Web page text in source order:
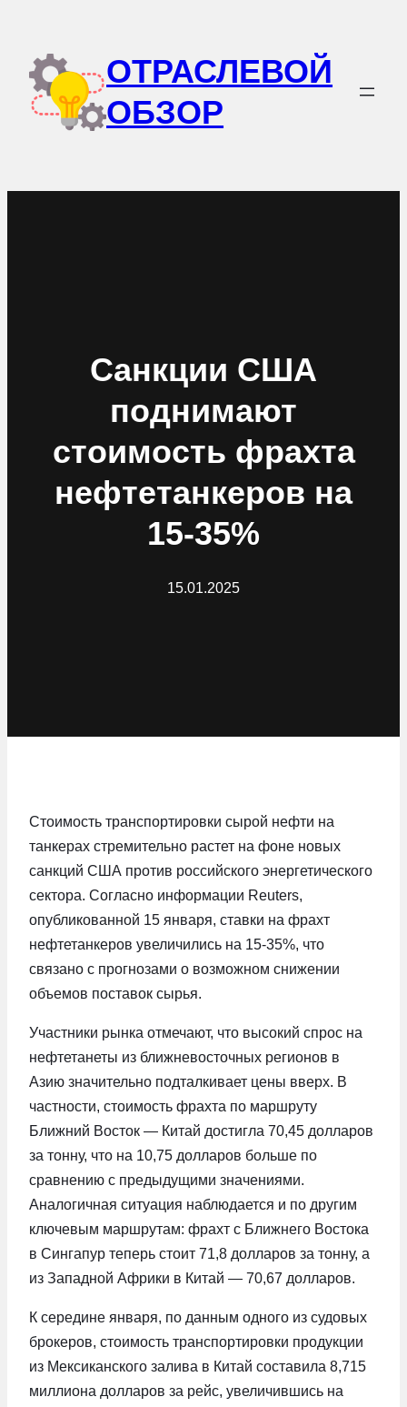
содержимому
ОТРАСЛЕВОЙ
ОБЗОР
Санкции США
поднимают
стоимость фрахта
нефтетанкеров на
15-35%
15.01.2025
Стоимость транспортировки сырой нефти на
танкерах стремительно растет на фоне новых
санкций США против российского энергетического
сектора. Согласно информации Reuters,
опубликованной 15 января, ставки на фрахт
нефтетанкеров увеличились на 15-35%, что
связано с прогнозами о возможном снижении
объемов поставок сырья.
Участники рынка отмечают, что высокий спрос на
нефтетанеты из ближневосточных регионов в
Азию значительно подталкивает цены вверх. В
частности, стоимость фрахта по маршруту
Ближний Восток — Китай достигла 70,45 долларов
за тонну, что на 10,75 долларов больше по
сравнению с предыдущими значениями.
Аналогичная ситуация наблюдается и по другим
ключевым маршрутам: фрахт с Ближнего Востока
в Сингапур теперь стоит 71,8 долларов за тонну, а
из Западной Африки в Китай — 70,67 долларов.
К середине января, по данным одного из судовых
брокеров, стоимость транспортировки продукции
из Мексиканского залива в Китай составила 8,715
миллиона долларов за рейс, увеличившись на